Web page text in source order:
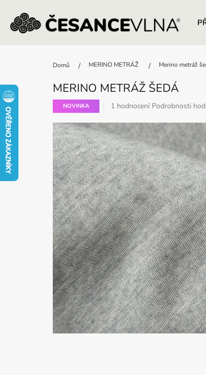
Domů MERINO METRÁŽ Merino metráž
MERINO METRÁŽ ŠEDÁ
NOVINKA
Průměrné
produktu
je
5,0
z
5
hvězdiček.
1 hodnocení Podrobnosti